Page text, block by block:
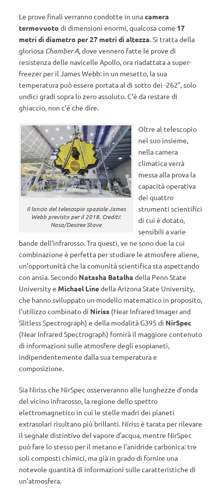
Le prove finali verranno condotte in unacamera
termovuoto di dimensioni enormi, qualcosa come 17
metri di diametro per 27 metri di altezza. Si tratta della
gloriosa Chamber A, dove vennero fatte le prove di
resistenza delle navicelle Apollo, ora riadattata a super-
freezer per il James Webb: in un mesetto, la sua
temperatura può essere portata al di sotto dei -262°, solo
undici gradi sopra lo zero assoluto. C’è da restare di
ghiaccio, non c’è che dire.
Il lancio del telescopio spaziale James
Webb previsto per il 2018. Crediti:
Nasa/Desiree Stove
Oltre al telescopio
nel suo insieme,
nella camera
climatica verrà
messa alla prova la
capacità operativa
dei quattro
strumenti scientifici
di cui è dotato,
sensibili a varie
bande dell’infrarosso. Tra questi, ve ne sono due la cui
combinazione è perfetta per studiare le atmosfere aliene,
un’opportunità che la comunità scientifica sta aspettando
con ansia. Secondo Natasha Batalha della Penn State
University e Michael Linedella Arizona State University,
che hanno sviluppato un modello matematico in proposito,
l’utilizzo combinato di Niriss (Near Infrared Imager and
Slitless Spectrograph) e della modalità G395 di NirSpec
(Near Infrared Spectrograph) fornirà il maggiore contenuto
di informazioni sulle atmosfere degli esopianeti,
indipendentemente dalla sua temperatura e
composizione.
Sia Niriss che NirSpec osserveranno alle lunghezze d’onda
del vicino infrarosso, la regione dello spettro
elettromagnetico in cui le stelle madri dei pianeti
extrasolari risultano più brillanti. Niriss è tarata per rilevare
il segnale distintivo del vapore d’acqua, mentre NirSpec
può fare lo stesso per il metano e l’anidride carbonica: tre
soli composti chimici, ma già in grado di fornire una
notevole quantità di informazioni sulle caratteristiche di
un’atmosfera.